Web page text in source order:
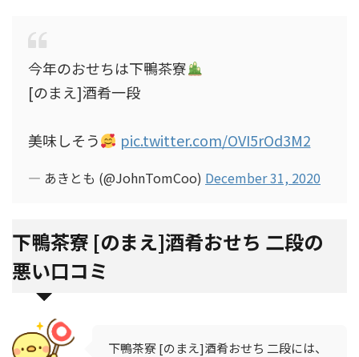
今年のおせちは下鴨茶寮
[のまえ]酒肴一段
美味しそう pic.twitter.com/OVI5rOd3M2
— あきとも (@JohnTomCoo) December 31, 2020
下鴨茶寮 [のまえ]酒肴おせち 二段の
悪い口コミ
下鴨茶寮 [のまえ]酒肴おせち 二段には、